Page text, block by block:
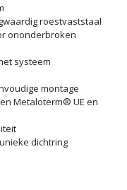
roestvaststaal
ononderbroken
systeem
montage
Metaloterm® UE en
dichtring